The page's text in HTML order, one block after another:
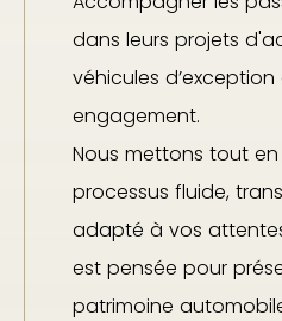
dans leurs projets
véhicules
engagement.
Nous mettons tout
processus fluide,
adapté à vos
est pensée pour
patrimoine